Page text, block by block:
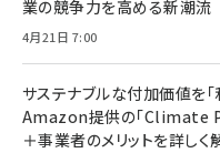
業の競争力を高める新潮流
4月21日 7:00
サステナブルな付加価値を
Amazon提供の「Climate
＋事業者のメリットを詳しく